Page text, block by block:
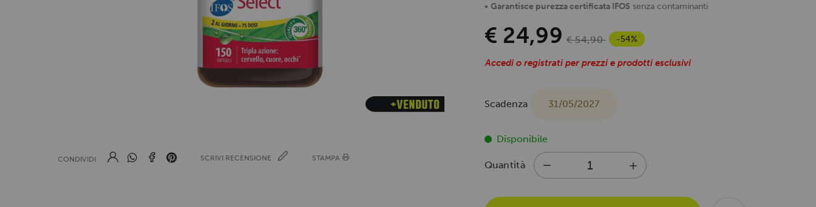
CONDIVIDI SCRIVI RECENSIONE STAMPA
• Garantisce purezza certificata IFOS senza contaminanti
€ 24,99 € 54,90 -54%
Accedi o registrati per prezzi e prodotti esclusivi
Scadenza 31/05/2027
Disponibile
Quantità